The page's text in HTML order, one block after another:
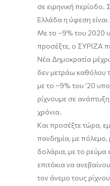
σε ειρηνική περίοδο.
Ελλάδα η ύφεση είναι
Με το –9% του 2020
προσέξτε, ο ΣΥΡΙΖΑ
Νέα Δημοκρατία
δεν μετράω καθόλου
με το –9% του ’20
ρίχνουμε σε ανάπτυξη
χρόνια.
Και προσέξτε τώρα,
πανδημία, με πόλεμο,
δολάρια, με το ρεύμα
επιτόκια να
τον άνεμο τους